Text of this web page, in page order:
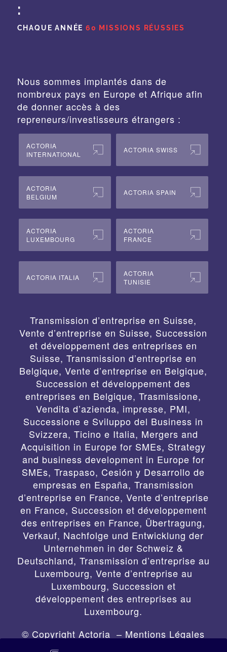
:
CHAQUE ANNÉE 60 MISSIONS RÉUSSIES
Nous sommes implantés dans de
nombreux pays en Europe et Afrique afin
de donner accès à des
repreneurs/investisseurs étrangers :
ACTORIA
INTERNATIONAL
ACTORIA SWISS
ACTORIA
BELGIUM
ACTORIA SPAIN
ACTORIA
LUXEMBOURG
ACTORIA
FRANCE
ACTORIA ITALIA
ACTORIA
TUNISIE
Transmission d’entreprise en Suisse,
Vente d’entreprise en Suisse, Succession
et développement des entreprises en
Suisse,Transmission d’entreprise en
Belgique, Vente d’entreprise en Belgique,
Succession et développement des
entreprises en Belgique,Trasmissione,
Vendita d’azienda, impresse, PMI,
Successione e Sviluppo del Business in
Svizzera, Ticino e Italia, Mergers and
Acquisition in Europe for SMEs, Strategy
and business development in Europe for
SMEs,Traspaso, Cesión y Desarrollo de
empresas en España,Transmission
d’entreprise en France, Vente d’entreprise
en France, Succession et développement
des entreprises en France, Übertragung,
Verkauf, Nachfolge und Entwicklung der
Unternehmen in der Schweiz &
Deutschland, Transmission d’entreprise au
Luxembourg, Vente d’entreprise au
Luxembourg, Succession et
développement des entreprises au
Luxembourg.
© Copyright Actoria – Mentions Légales